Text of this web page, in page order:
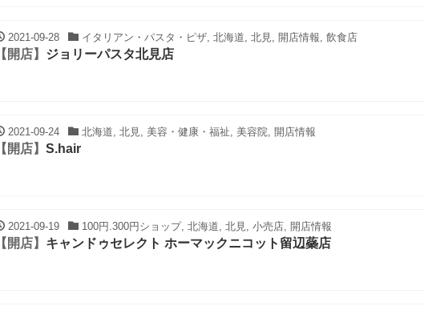
2021-09-28 イタリアン・パスタ・ピザ, 北海道, 北見, 開店情報, 飲食店
【開店】 ジョリーパスタ北見店
2021-09-24 北海道, 北見, 美容・健康・福祉, 美容院, 開店情報
【開店】 S.hair
2021-09-19 100円.300円ショップ, 北海道, 北見, 小売店, 開店情報
【開店】 キャンドゥセレクト ホーマックニコット留辺蘂店